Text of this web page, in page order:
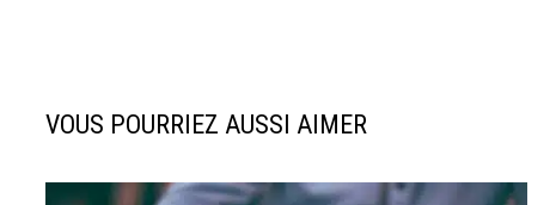
VOUS POURRIEZ AUSSI AIMER